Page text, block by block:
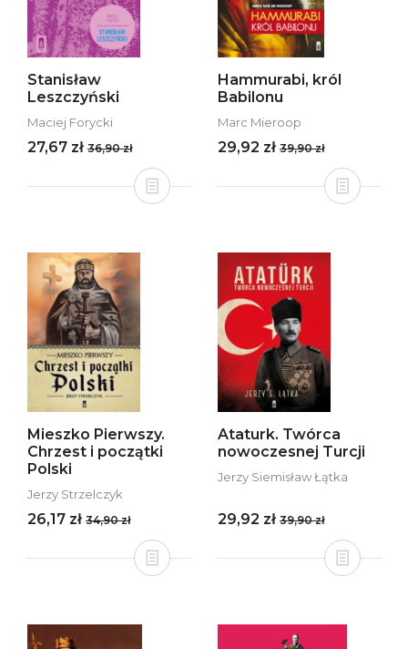
Stanisław
Leszczyński
Maciej Forycki
27,67 zł 36,90 zł
Hammurabi, król
Babilonu
Marc Mieroop
29,92 zł 39,90 zł
Mieszko Pierwszy.
Chrzest i początki
Polski
Jerzy Strzelczyk
26,17 zł 34,90 zł
Ataturk. Twórca
nowoczesnej Turcji
Jerzy Siemisław Łątka
29,92 zł 39,90 zł